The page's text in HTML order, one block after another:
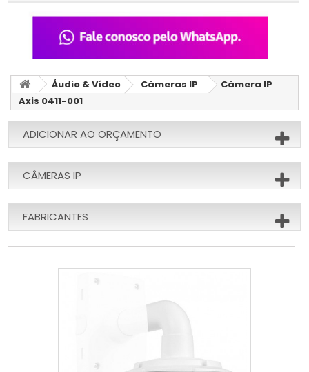
Áudio & Vídeo Câmeras IP
Câmera IP
Axis 0411-001
ADICIONAR AO ORÇAMENTO
CÂMERAS IP
FABRICANTES